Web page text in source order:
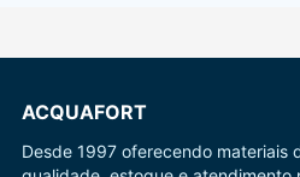
ACQUAFORT
Desde 1997 oferecendo materiais